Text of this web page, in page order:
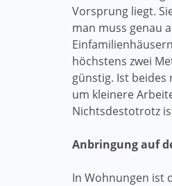
Vorsprung liegt.
man muss genau
höchstens zwei
günstig. Ist beides
um kleinere
Nichtsdestotrotz
Anbringung auf
In Wohnungen ist